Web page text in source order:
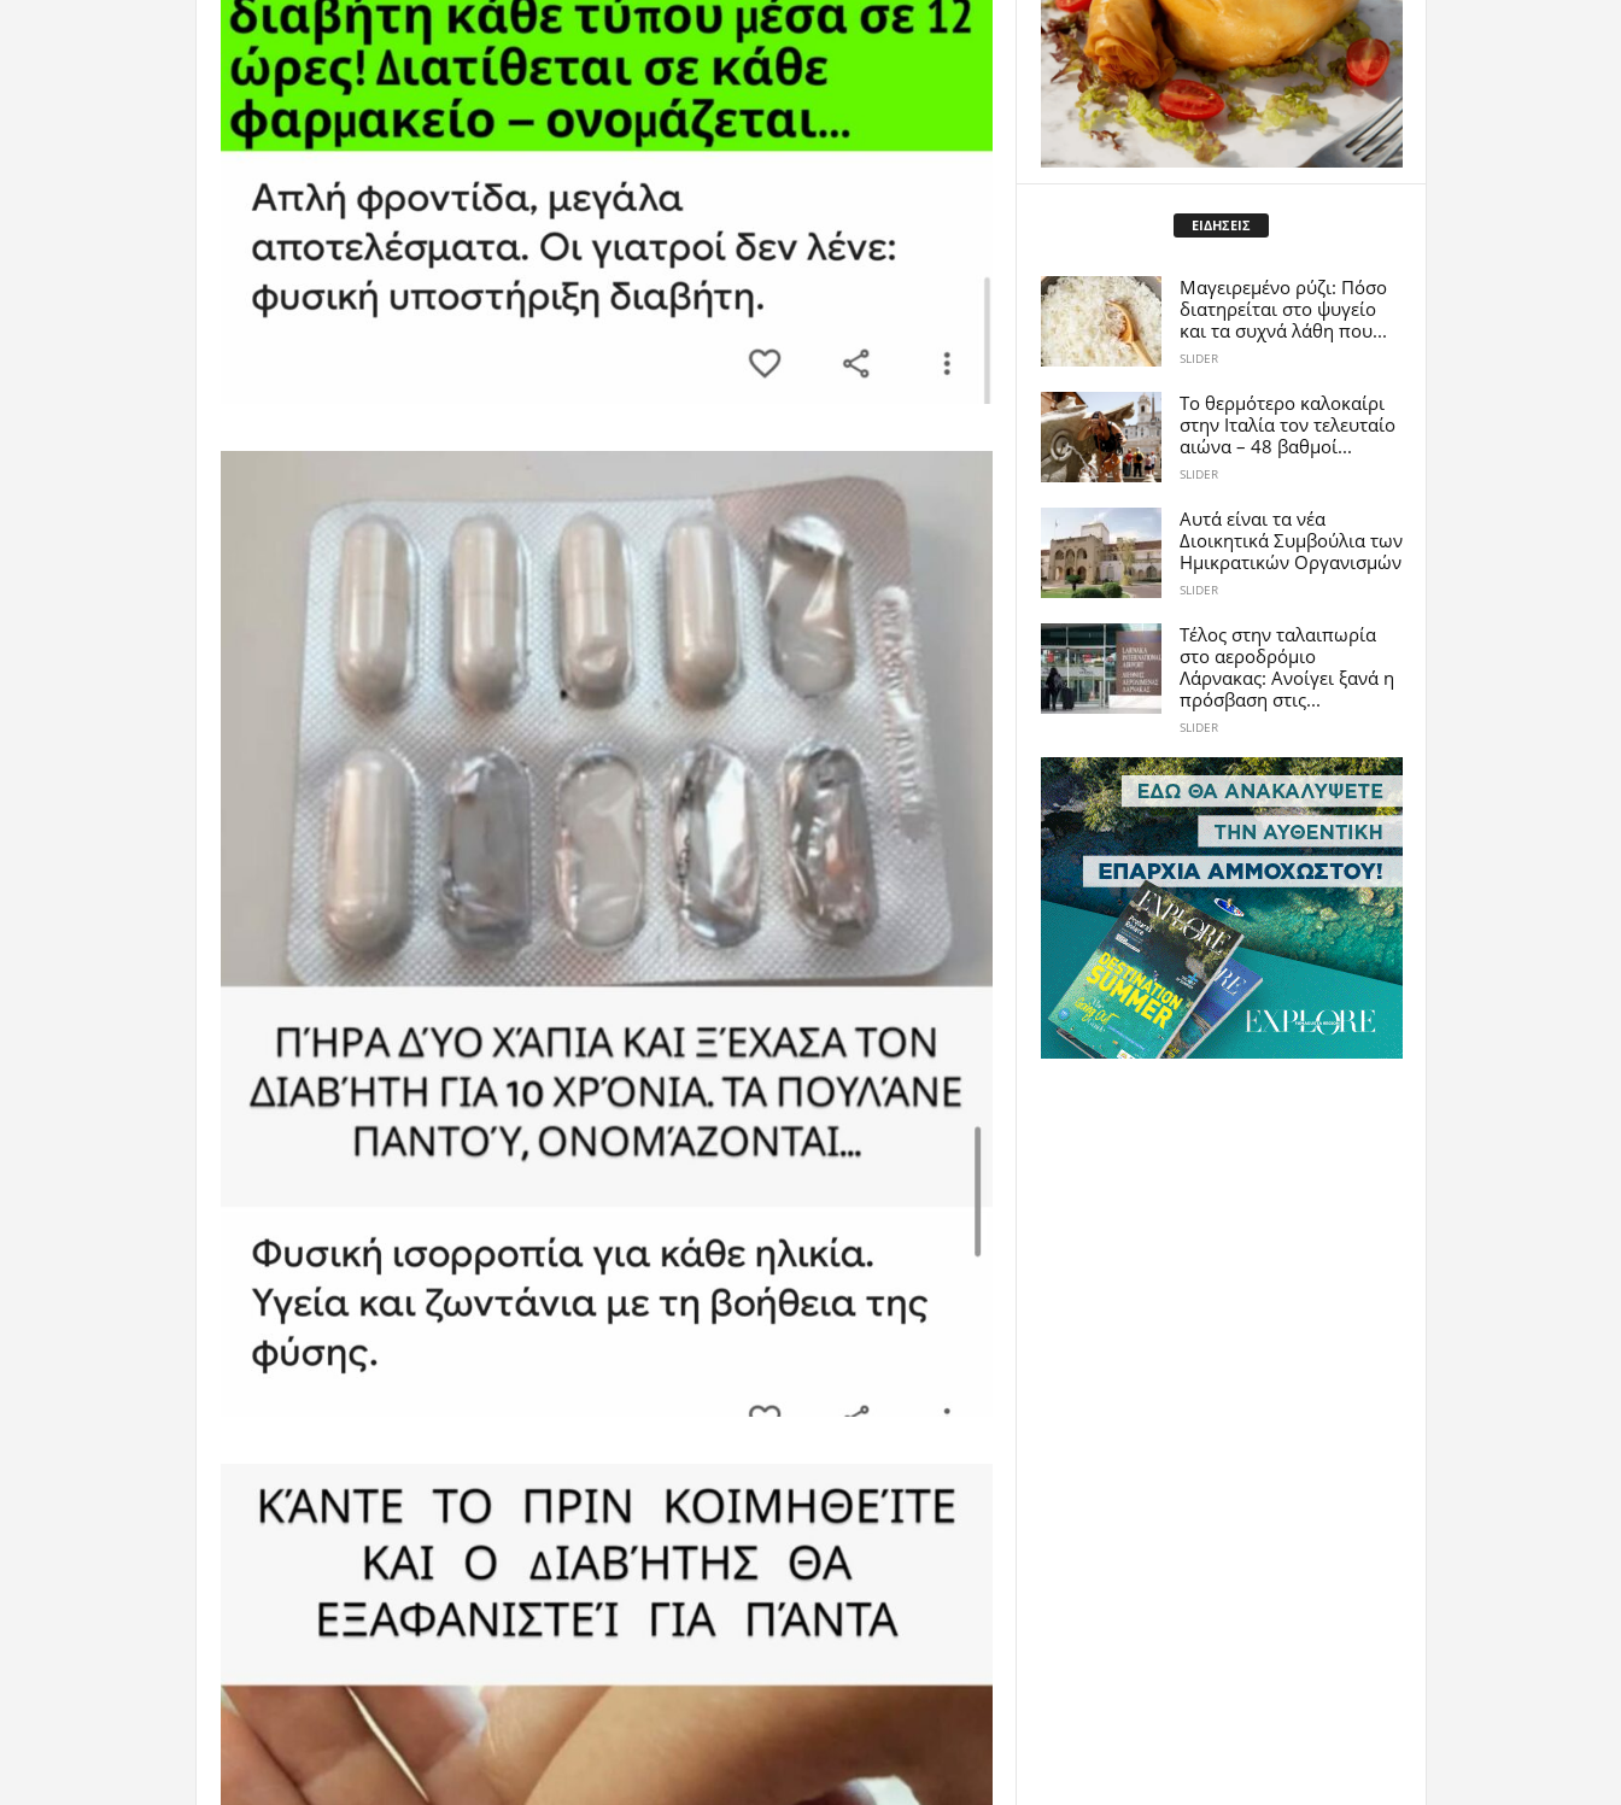
ΕΙΔΗΣΕΙΣ
Μαγειρεμένο ρύζι: Πόσο
διατηρείται στο ψυγείο
και τα συχνά λάθη που...
SLIDER
Το θερμότερο καλοκαίρι
στην Ιταλία τον τελευταίο
αιώνα – 48 βαθμοί...
SLIDER
Αυτά είναι τα νέα
Διοικητικά Συμβούλια των
Ημικρατικών Οργανισμών
SLIDER
Tέλος στην ταλαιπωρία
στο αεροδρόμιο
Λάρνακας: Ανοίγει ξανά η
πρόσβαση στις...
SLIDER